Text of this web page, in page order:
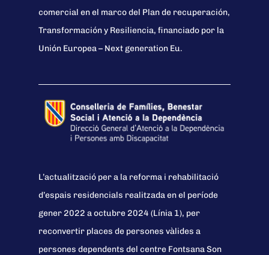
comercial en el marco del Plan de recuperación,
Transformación y Resiliencia, financiado por la
Unión Europea – Next generation Eu.
L’actualització per a la reforma i rehabilitació
d’espais residencials realitzada en el període
gener 2022 a octubre 2024 (Línia 1), per
reconvertir places de persones vàlides a
persones dependents del centre Fontsana Son